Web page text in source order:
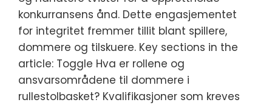
konkurransens ånd. Dette engasjementet
for integritet fremmer tillit blant spillere,
dommere og tilskuere. Key sections in the
article: Toggle Hva er rollene og
ansvarsområdene til dommere i
rullestolbasket? Kvalifikasjoner som kreves